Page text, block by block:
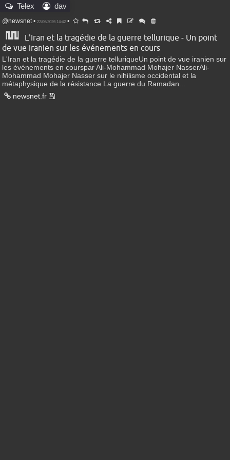
Telex dav
@newsnet• 22/06/2026 14:42 •
L'Iran et la tragédie de la guerre tellurique - Un point
de vue iranien sur les événements en cours
L'Iran et la tragédie de la guerre telluriqueUn point de vue iranien sur
les événements en courspar Ali-Mohammad Mohajer NasserAli-
Mohammad Mohajer Nasser sur le nihilisme occidental et la
métaphysique de la résistance.La guerre du Ramadan...
newsnet.fr